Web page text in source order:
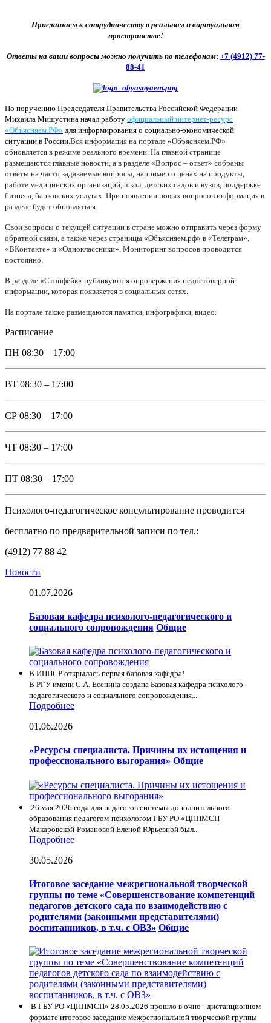
Приглашаем к сотрудничеству в реальном и виртуальном
пространстве!
Ответы на ваши вопросы можно получить по телефонам: +7 (4912) 77-
88-41
По поручению Председателя Правительства Российской Федерации
Михаила Мишустина начал работу официальный интернет-ресурс
«Объясняем.РФ» для информирования о социально-экономической
ситуации в России. Вся информация на портале «Объясняем.РФ»
обновляется в режиме реального времени. На главной странице
размещаются главные новости, а в разделе «Вопрос – ответ» собраны
ответы на часто задаваемые вопросы, например о ценах на продукты,
работе медицинских организаций, школ, детских садов и вузов, поддержке
бизнеса, банковских услугах. При появлении новых вопросов информация в
разделе будет обновляться.
Свои вопросы о текущей ситуации в стране можно отправить через форму
обратной связи, а также через страницы «Объясняем.рф» в «Телеграм»,
«ВКонтакте» и «Одноклассники». Мониторинг вопросов проводится
постоянно.
В разделе «Стопфейк» публикуются опровержения недостоверной
информации, которая появляется в социальных сетях.
На портале также размещаются памятки, инфографики, видео.
Расписание
ПН 08:30 – 17:00
ВТ 08:30 – 17:00
СР 08:30 – 17:00
ЧТ 08:30 – 17:00
ПТ 08:30 – 17:00
Психолого-педагогическое консультирование проводится
бесплатно по предварительной записи по тел.:
(4912) 77 88 42
Новости
01.07.2026
Базовая кафедра психолого-педагогического и
социального сопровождения Общие
В ИППСР открылась первая базовая кафедра!
В РГУ имени С.А. Есенина создана Базовая кафедра психолого-
педагогического и социального сопровождения....
Подробнее
01.06.2026
«Ресурсы специалиста. Причины их истощения и
профессионального выгорания» Общие
26 мая 2026 года для педагогов системы дополнительного
образования педагогом-психологом ГБУ РО «ЦППМСП
Макаровской-Романовой Еленой Юрьевной был...
Подробнее
30.05.2026
Итоговое заседание межрегиональной творческой
группы по теме «Совершенствование компетенций
педагогов детского сада по взаимодействию с
родителями (законными представителями)
воспитанников, в т.ч. с ОВЗ» Общие
В ГБУ РО «ЦППМСП» 28.05.2026 прошло в очно - дистанционном
формате итоговое заседание межрегиональной творческой группы